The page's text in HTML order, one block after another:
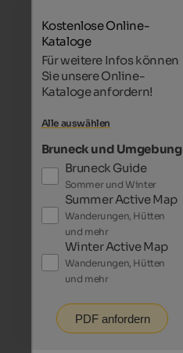
Kostenlose Online-
Kataloge
Für weitere Infos können
Sie unsere Online-
Kataloge anfordern!
Alle auswählen
Bruneck und Umgebung
Bruneck Guide
Sommer und Winter
Summer Active Map
Wanderungen, Hütten
und mehr
Winter Active Map
Wanderungen, Hütten
und mehr
PDF anfordern